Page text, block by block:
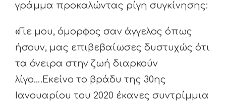
γράμμα προκαλώντας ρίγη συγκίνησης:
«Γιε μου, όμορφος σαν άγγελος όπως
ήσουν, μας επιβεβαίωσες δυστυχώς ότι
τα όνειρα στην ζωή διαρκούν
λίγο….Εκείνο το βράδυ της 30ης
Ιανουαρίου του 2020 έκανες συντρίμμια